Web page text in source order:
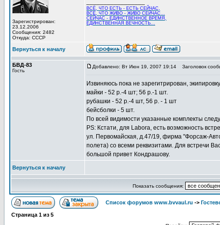
Зарегистрирован:
23.12.2006
Сообщения: 2482
Откуда: СССР
ВСЁ, ЧТО ЕСТЬ - ЕСТЬ СЕЙЧАС,
ВСЁ, ЧТО ЖИВО - ЖИВО СЕЙЧАС...
СЕЙЧАС - ЕДИНСТВЕННОЕ ВРЕМЯ,
ЕДИНСТВЕННАЯ ВЕЧНОСТЬ...
Вернуться к началу
БВД-83
Гость
Добавлено: Вт Июн 19, 2007 19:14 Заголовок
Извиняюсь пока не зарегитрирован,
майки - 52 р.-4 шт; 56 р.-1 шт.
рубашки - 52 р.-4 шт, 56 р. - 1 шт
бейсболки - 5 шт.
По всей видимости указанные комплекты
PS: Кстати, для Labora, есть возможность
ул. Первомайская, д.47/19, фирма "Форсаж-
полета) со всеми реквизитами. Для встречи
большой привет Кондрашову.
Вернуться к началу
Показать сообщения:
Список форумов www.bvvaul.ru ->
Страница 1 из 5